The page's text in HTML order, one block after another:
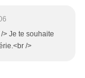
> Je te souhaite
/>